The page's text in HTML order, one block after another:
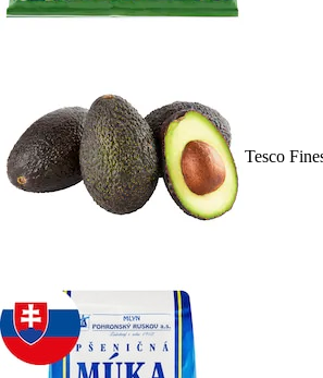
Tesco